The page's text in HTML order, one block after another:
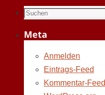
Suchen
Meta
Anmelden
Eintrags-Feed
Kommentar-Feed